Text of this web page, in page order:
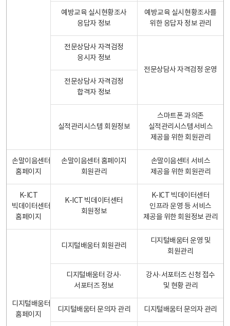
예방교육 실시현황조사
응답자 정보
예방교육 실시현황조사를
위한 응답자 정보 관리
전문상담사 자격검정
응시자 정보
전문상담사 자격검정 운영
전문상담사 자격검정
합격자 정보
실적관리시스템 회원정보
스마트폰 과의존
실적관리시스템서비스
제공을 위한 회원관리
손말이음센터
홈페이지
손말이음센터 홈페이지
회원관리
손말이음센터 서비스
제공을 위한 회원관리
K-ICT
빅데이터센터
홈페이지
K-ICT 빅데이터센터
회원정보
K-ICT 빅데이터센터
인프라 운영 등 서비스
제공을 위한 회원정보 관리
디지털배움터
홈페이지
디지털배움터 회원관리
디지털배움터 운영 및
회원관리
디지털배움터 강사·
서포터즈 정보
강사·서포터즈 신청 접수
및 현황 관리
디지털배움터 문의자 관리 디지털배움터 문의자 관리